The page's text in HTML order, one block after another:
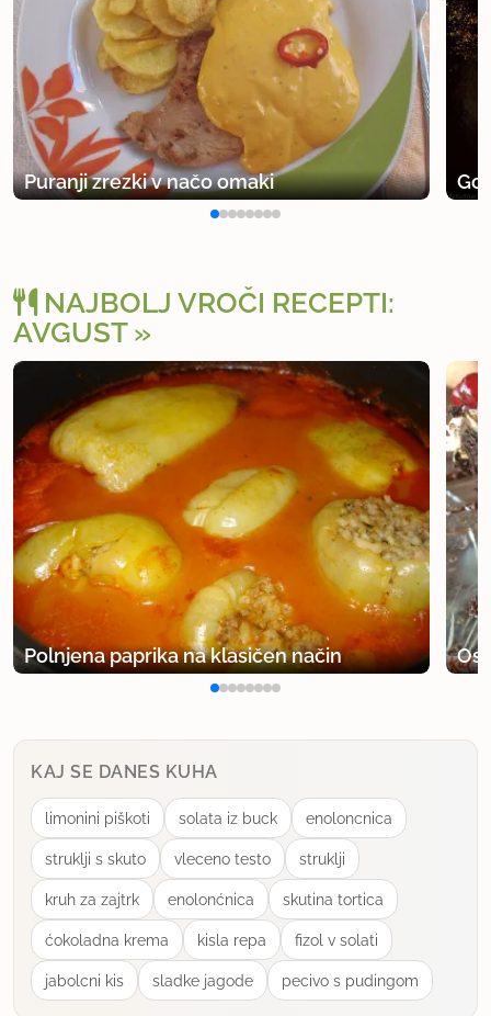
Puranji zrezki v načo omaki
NAJBOLJ VROČI RECEPTI:
AVGUST
Polnjena paprika na klasičen način
KAJ SE DANES KUHA
limonini piškoti solata iz buck enoloncnica
struklji s skuto vleceno testo struklji
kruh za zajtrk enolonćnica skutina tortica
ćokoladna krema kisla repa fizol v solati
jabolcni kis sladke jagode pecivo s pudingom